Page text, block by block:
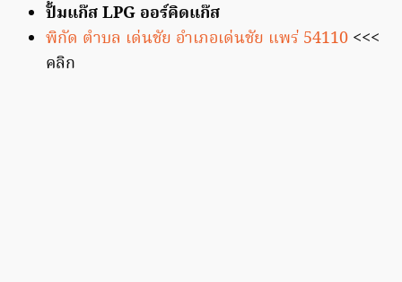
ปั้มแก๊ส LPG ออร์คิดแก๊ส
พิกัด ตำบล เด่นชัย อำเภอเด่นชัย แพร่ 54110 <<<
คลิก